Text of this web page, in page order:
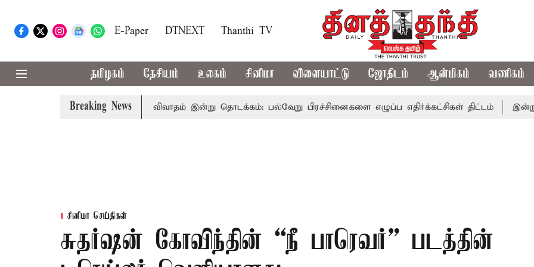
E-Paper DTNEXT Thanthi TV
தமிழகம் தேசியம் உலகம் சினிமா விளையாட்டு ஜோதிடம் ஆன்மிகம் வணிகம்
Breaking News
பட்ஜெட் மீதான விவாதம் இன்று தொடக்கம்: பல்வேறு பிரச்சினைகளை எழுப்ப எதிர்க்கட்சிகள் திட்டம் இன்று
சினிமா செய்திகள்
சுதர்ஷன் கோவிந்தின் “நீ பாரெவர்” படத்தின்